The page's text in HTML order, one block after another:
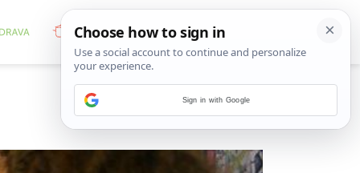
Sign in with Google